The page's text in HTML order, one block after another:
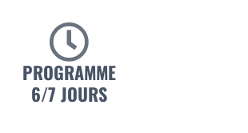
PROGRAMME
6/7 JOURS